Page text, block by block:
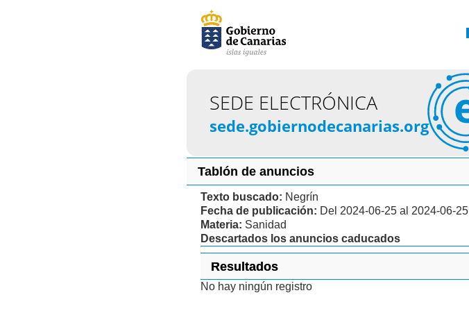
SEDE ELECTRÓNICA
sede.gobiernodecanarias.org
Tablón de anuncios
Texto buscado: Negrín
Fecha de publicación: Del 2024-06-25 al 2024-06-25
Materia: Sanidad
Descartados los anuncios caducados
Resultados
No hay ningún registro